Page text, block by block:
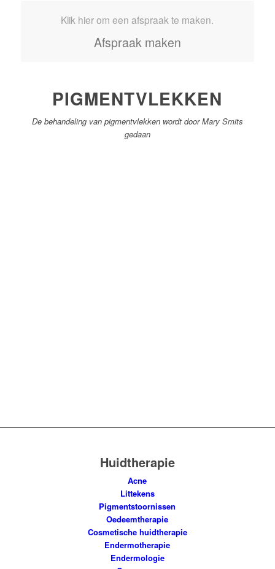
Klik hier om een afspraak te maken.
Afspraak maken
PIGMENTVLEKKEN
De behandeling van pigmentvlekken wordt door Mary Smits
gedaan
Huidtherapie
Acne
Littekens
Pigmentstoornissen
Oedeemtherapie
Cosmetische huidtherapie
Endermotherapie
Endermologie